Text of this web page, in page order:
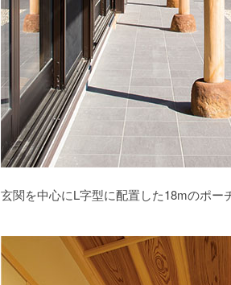
玄関を中心にL字型に配置した18mのポー